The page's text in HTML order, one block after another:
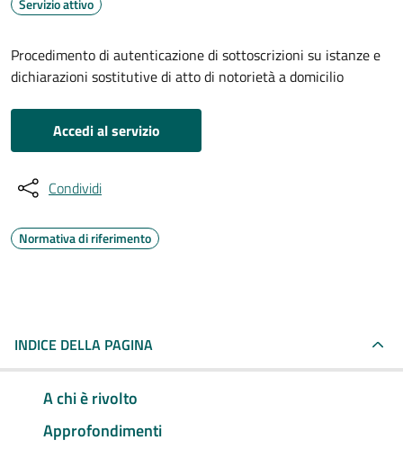
Servizio attivo
Procedimento di autenticazione di sottoscrizioni su istanze e
dichiarazioni sostitutive di atto di notorietà a domicilio
Accedi al servizio
Condividi
Normativa di riferimento
INDICE DELLA PAGINA
A chi è rivolto
Approfondimenti